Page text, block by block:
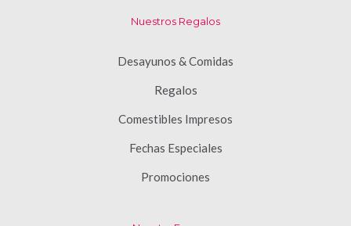
Nuestros Regalos
Desayunos & Comidas
Regalos
Comestibles Impresos
Fechas Especiales
Promociones